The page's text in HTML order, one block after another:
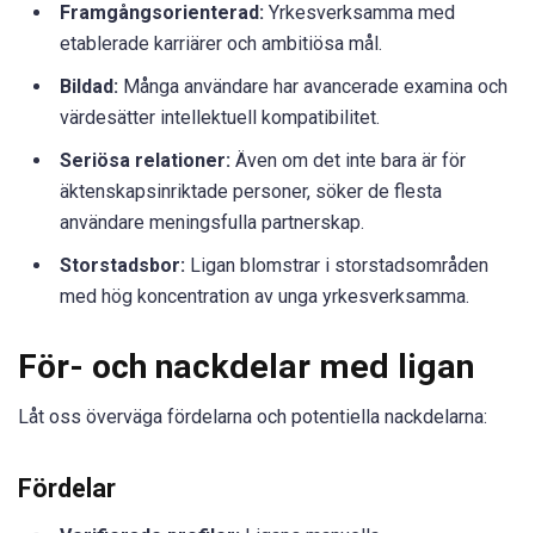
Framgångsorienterad: Yrkesverksamma med
etablerade karriärer och ambitiösa mål.
Bildad: Många användare har avancerade examina och
värdesätter intellektuell kompatibilitet.
Seriösa relationer: Även om det inte bara är för
äktenskapsinriktade personer, söker de flesta
användare meningsfulla partnerskap.
Storstadsbor: Ligan blomstrar i storstadsområden
med hög koncentration av unga yrkesverksamma.
För- och nackdelar med ligan
Låt oss överväga fördelarna och potentiella nackdelarna:
Fördelar